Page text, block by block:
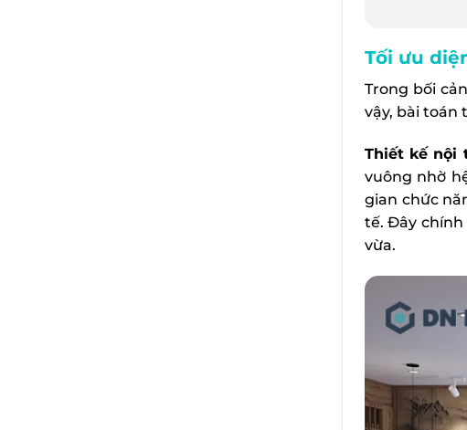
Tối ưu
Trong bối
vậy, bài toán
Thiết kế nội
vuông nhờ
gian chức
tế. Đây chính
vừa.